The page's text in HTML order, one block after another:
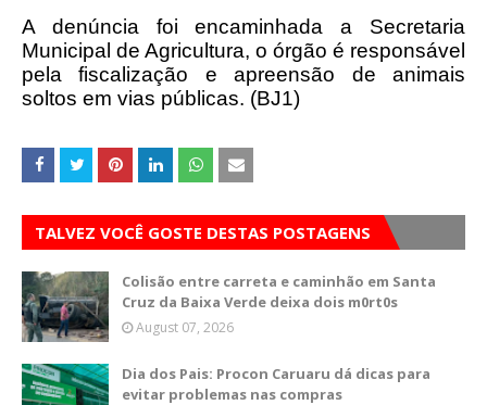
A denúncia foi encaminhada a Secretaria
Municipal de Agricultura, o órgão é responsável
pela fiscalização e apreensão de animais
soltos em vias públicas. (BJ1)
TALVEZ VOCÊ GOSTE DESTAS POSTAGENS
Colisão entre carreta e caminhão em Santa
Cruz da Baixa Verde deixa dois m0rt0s
August 07, 2026
Dia dos Pais: Procon Caruaru dá dicas para
evitar problemas nas compras